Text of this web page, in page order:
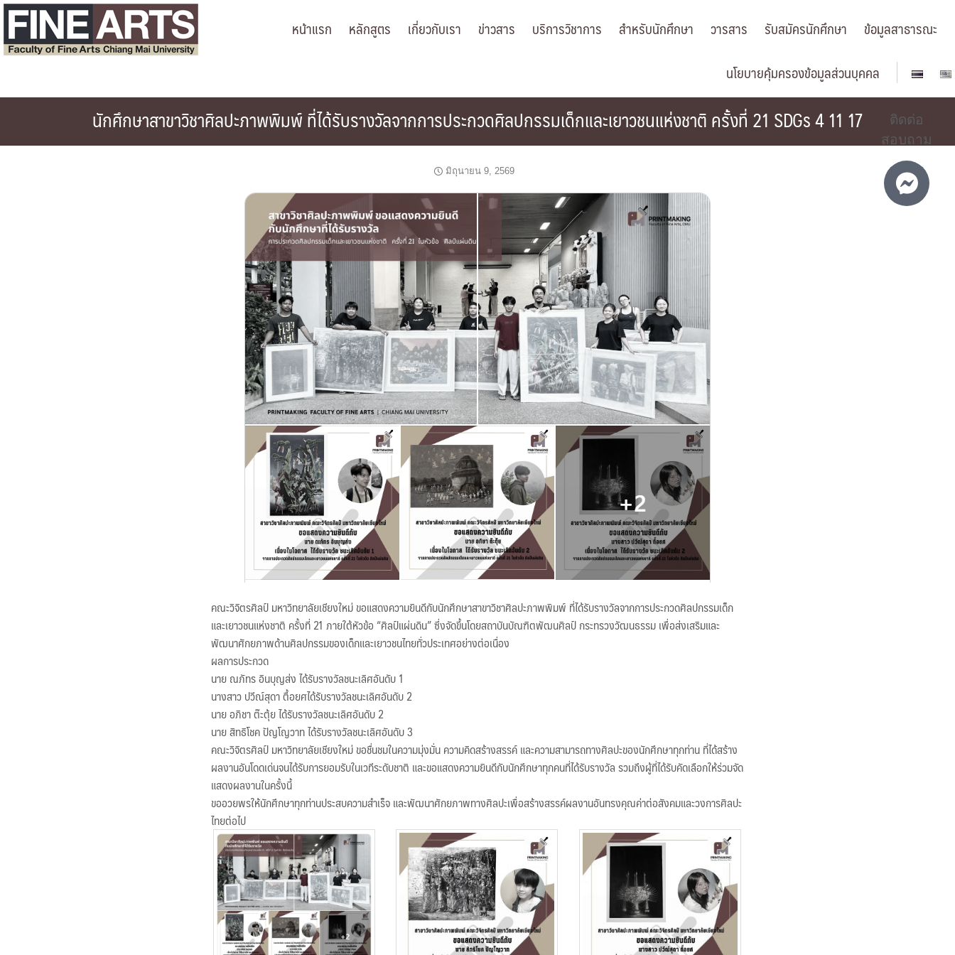
Skip
content
หน้าแรก หลักสูตร เกี่ยวกับเรา ข่าวสาร บริการวิชาการ สำหรับนักศึกษา วารสาร รับสมัครนักศึกษา
ข้อมูลสาธารณะ
นโยบายคุ้มครองข้อมูลส่วนบุคคล
นักศึกษาสาขาวิชาศิลปะภาพพิมพ์ ที่ได้รับรางวัลจากการประกวดศิลปกรรมเด็กและเยาวชนแห่งชาติ ครั้งที่ 21 SDGs 4 11 17
มิถุนายน 9, 2569
คณะวิจิตรศิลป์ มหาวิทยาลัยเชียงใหม่ ขอแสดงความยินดีกับนักศึกษาสาขาวิชาศิลปะภาพพิมพ์ ที่ได้รับรางวัลจากการประกวดศิลปกรรมเด็ก
และเยาวชนแห่งชาติ ครั้งที่ 21 ภายใต้หัวข้อ “ศิลป์แผ่นดิน” ซึ่งจัดขึ้นโดยสถาบันบัณฑิตพัฒนศิลป์ กระทรวงวัฒนธรรม เพื่อส่งเสริมและ
พัฒนาศักยภาพด้านศิลปกรรมของเด็กและเยาวชนไทยทั่วประเทศอย่างต่อเนื่อง
ผลการประกวด
นาย ณภัทร อินบุญส่ง ได้รับรางวัลชนะเลิศอันดับ 1
นางสาว ปวีณ์สุดา ตื้อยศได้รับรางวัลชนะเลิศอันดับ 2
นาย อภิชา ต๊ะตุ้ย ได้รับรางวัลชนะเลิศอันดับ 2
นาย สิทธิโชค ปัญโญวาท ได้รับรางวัลชนะเลิศอันดับ 3
คณะวิจิตรศิลป์ มหาวิทยาลัยเชียงใหม่ ขอชื่นชมในความมุ่งมั่น ความคิดสร้างสรรค์ และความสามารถทางศิลปะของนักศึกษาทุกท่าน ที่ได้สร้าง
ผลงานอันโดดเด่นจนได้รับการยอมรับในเวทีระดับชาติ และขอแสดงความยินดีกับนักศึกษาทุกคนที่ได้รับรางวัล รวมถึงผู้ที่ได้รับคัดเลือกให้ร่วมจัด
แสดงผลงานในครั้งนี้
ขออวยพรให้นักศึกษาทุกท่านประสบความสำเร็จ และพัฒนาศักยภาพทางศิลปะเพื่อสร้างสรรค์ผลงานอันทรงคุณค่าต่อสังคมและวงการศิลปะ
ไทยต่อไป
ติดต่อ
สอบถาม